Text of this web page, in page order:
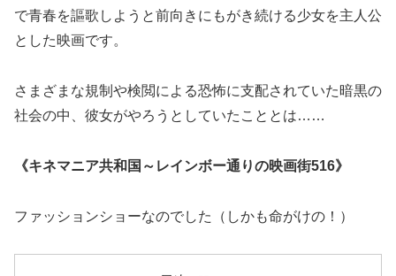
で青春を謳歌しようと前向きにもがき続ける少女を主人公
とした映画です。
さまざまな規制や検閲による恐怖に支配されていた暗黒の
社会の中、彼女がやろうとしていたこととは……
《キネマニア共和国～レインボー通りの映画街516》
ファッションショーなのでした（しかも命がけの！）